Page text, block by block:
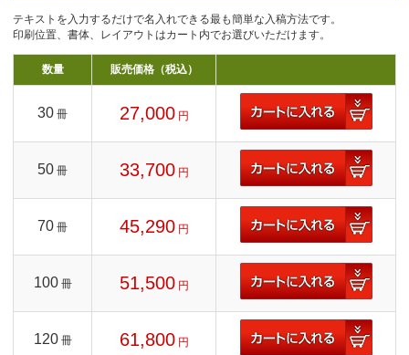
テキストを入力するだけで名入れできる最も簡単な入稿方法です。
印刷位置、書体、レイアウトはカート内でお選びいただけます。
数量 販売価格（税込）
30 冊 27,000 円
50 冊 33,700 円
70 冊 45,290 円
100 冊 51,500 円
120 冊 61,800 円